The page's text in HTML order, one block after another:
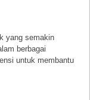
yang semakin
berbagai
untuk membantu